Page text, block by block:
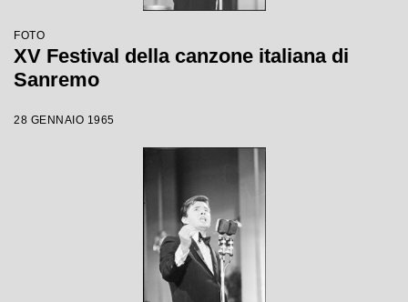
FOTO
XV Festival della canzone italiana di
Sanremo
28 GENNAIO 1965